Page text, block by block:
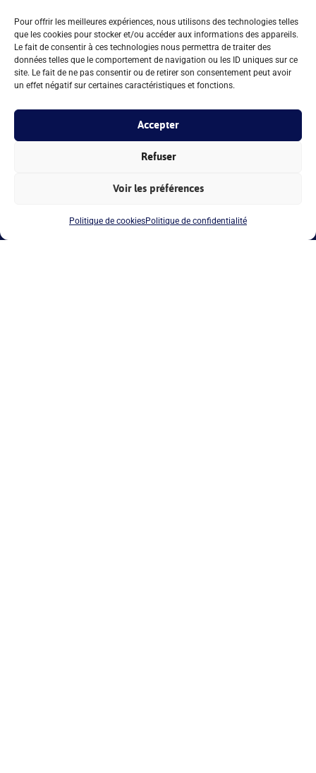
Pour offrir les meilleures expériences, nous utilisons des technologies telles
que les cookies pour stocker et/ou accéder aux informations des appareils.
Le fait de consentir à ces technologies nous permettra de traiter des
données telles que le comportement de navigation ou les ID uniques sur ce
site. Le fait de ne pas consentir ou de retirer son consentement peut avoir
un effet négatif sur certaines caractéristiques et fonctions.
Accepter
Refuser
Voir les préférences
Politique de cookiesPolitique de confidentialité
Aperçu